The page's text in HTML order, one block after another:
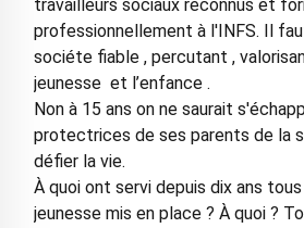
travailleurs sociaux reconnus et
professionnellement à l'INFS. Il
sociéte fiable , percutant ,
jeunesse et l’enfance .
Non à 15 ans on ne saurait
protectrices de ses parents de la
défier la vie.
À quoi ont servi depuis dix ans
jeunesse mis en place ? À quoi ?